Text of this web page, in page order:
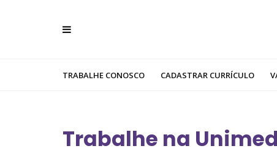
TRABALHE CONOSCO CADASTRAR CURRÍCULO
Trabalhe na Unimed